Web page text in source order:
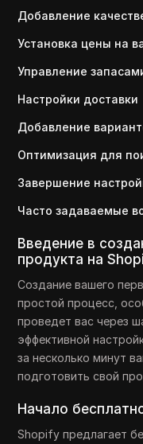
Добавление
Установка цены на
Управление
Настройки доставки
Добавление
Оптимизация для
Завершение
Часто задаваемые
Введение в
продукта на
Создание вашего
простой процесс,
проведет вас через
эффективной
за несколько минут
подготовить свой
Начало
Shopify предлагает